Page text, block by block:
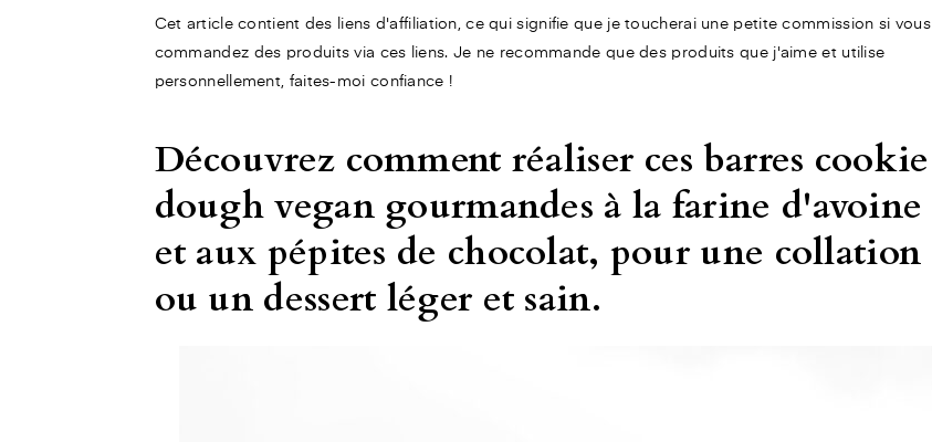
Cet article contient des liens d'affiliation, ce qui signifie que je toucherai une petite commission si vous
commandez des produits via ces liens. Je ne recommande que des produits que j'aime et utilise
personnellement, faites-moi confiance !
Découvrez comment réaliser ces barres cookie
dough vegan gourmandes à la farine d'avoine
et aux pépites de chocolat, pour une collation
ou un dessert léger et sain.